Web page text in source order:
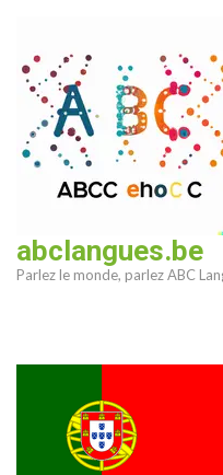
contenu
(Pressez
Entrée)
abclangues.be
Parlez le monde, parlez ABC